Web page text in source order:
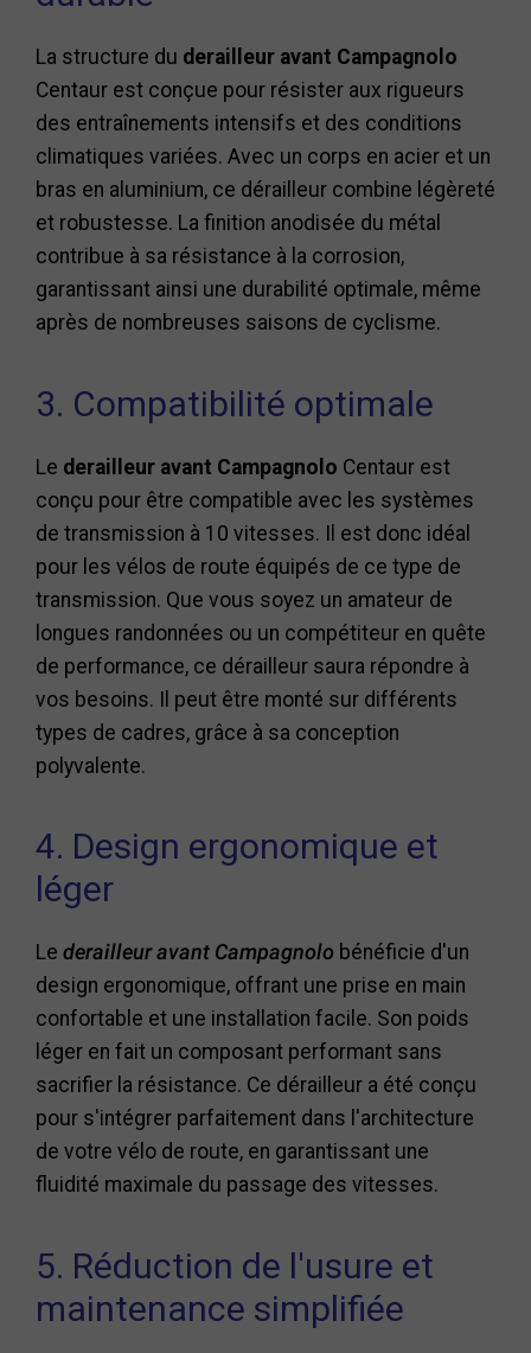
La structure du derailleur avant Campagnolo
Centaur est conçue pour résister aux rigueurs
des entraînements intensifs et des conditions
climatiques variées. Avec un corps en acier et un
bras en aluminium, ce dérailleur combine légèreté
et robustesse. La finition anodisée du métal
contribue à sa résistance à la corrosion,
garantissant ainsi une durabilité optimale, même
après de nombreuses saisons de cyclisme.
3. Compatibilité optimale
Le derailleur avant Campagnolo Centaur est
conçu pour être compatible avec les systèmes
de transmission à 10 vitesses. Il est donc idéal
pour les vélos de route équipés de ce type de
transmission. Que vous soyez un amateur de
longues randonnées ou un compétiteur en quête
de performance, ce dérailleur saura répondre à
vos besoins. Il peut être monté sur différents
types de cadres, grâce à sa conception
polyvalente.
4. Design ergonomique et
léger
Le derailleur avant Campagnolo bénéficie d'un
design ergonomique, offrant une prise en main
confortable et une installation facile. Son poids
léger en fait un composant performant sans
sacrifier la résistance. Ce dérailleur a été conçu
pour s'intégrer parfaitement dans l'architecture
de votre vélo de route, en garantissant une
fluidité maximale du passage des vitesses.
5. Réduction de l'usure et
maintenance simplifiée